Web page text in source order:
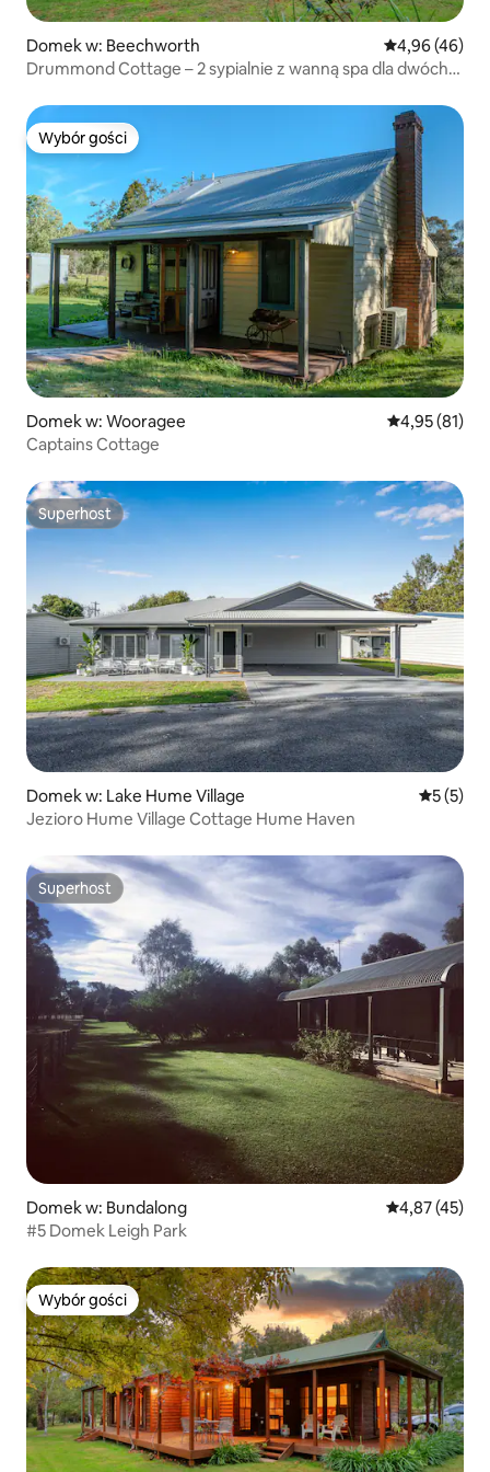
Domek w: Beechworth Średnia
4,96 (46)
Drummond Cottage – 2 sypialnie z wanną spa dla dwóch
Wybór gości
Wybór gości
Domek w: Wooragee Średnia
4,95 (81)
Captains Cottage
Superhost
Superhost
Domek w: Lake Hume Village Średnia
5 (5)
Jezioro Hume Village Cottage Hume Haven
Superhost
Superhost
Domek w: Bundalong Średnia
4,87 (45)
#5 Domek Leigh Park
Wybór gości
Wybór gości